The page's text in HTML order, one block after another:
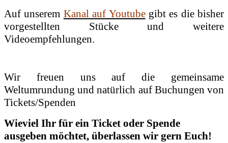
Auf unserem Kanal auf Youtubegibt es die bisher
vorgestellten Stücke und weitere
Videoempfehlungen.
Wir freuen uns auf die gemeinsame
Weltumrundung und natürlich auf Buchungen von
Tickets/Spenden
Wieviel Ihr für ein Ticket oder Spende
ausgeben möchtet, überlassen wir gern Euch!